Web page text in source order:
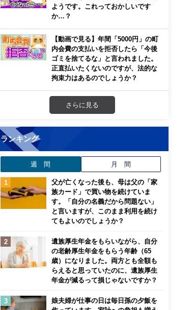
ようです。これっておかしいです
か…？
【動画で見る】年間「5000円」の町
内会費の支払いを拒否したら「今後
ゴミを捨てるな」と言われました。
正直払いたくないのですが、法的な
拘束力はあるのでしょうか？
さらに見る
ランキング
週 間 月 間
父が亡くなった後も、母は父の「家
族カード」で買い物を続けていま
す。「自分の名義だから問題ない」
と言いますが、このまま利用を続け
てもよいのでしょうか？
遺族厚生年金をもらいながら、自分
の老齢厚生年金をもらう年齢（65
歳）になりました。両方とも全額も
らえると思っていたのに、遺族厚生
年金が減るって損じゃないですか？
娘夫婦が仕事の日は毎日孫の夕飯を